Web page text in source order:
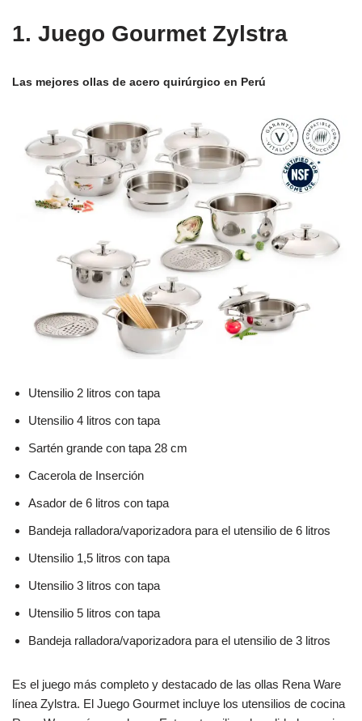
1. Juego Gourmet Zylstra
Las mejores ollas de acero quirúrgico en Perú
Utensilio 2 litros con tapa
Utensilio 4 litros con tapa
Sartén grande con tapa 28 cm
Cacerola de Inserción
Asador de 6 litros con tapa
Bandeja ralladora/vaporizadora para el utensilio de 6 litros
Utensilio 1,5 litros con tapa
Utensilio 3 litros con tapa
Utensilio 5 litros con tapa
Bandeja ralladora/vaporizadora para el utensilio de 3 litros
Es el juego más completo y destacado de las ollas Rena Ware
línea Zylstra. El Juego Gourmet incluye los utensilios de cocina